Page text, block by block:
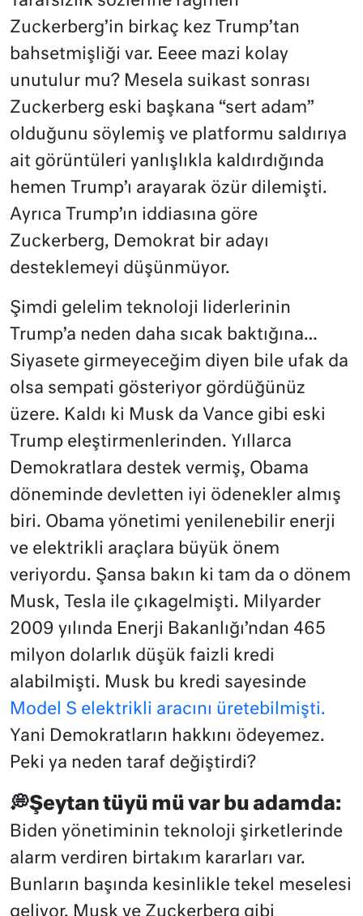
Zuckerberg’in birkaç kez Trump’tan
bahsetmişliği var. Eeee mazi kolay
unutulur mu? Mesela suikast sonrası
Zuckerberg eski başkana “sert adam”
olduğunu söylemiş ve platformu saldırıya
ait görüntüleri yanlışlıkla kaldırdığında
hemen Trump’ı arayarak özür dilemişti.
Ayrıca Trump’ın iddiasına göre
Zuckerberg, Demokrat bir adayı
desteklemeyi düşünmüyor.
Şimdi gelelim teknoloji liderlerinin
Trump’a neden daha sıcak baktığına…
Siyasete girmeyeceğim diyen bile ufak da
olsa sempati gösteriyor gördüğünüz
üzere. Kaldı ki Musk da Vance gibi eski
Trump eleştirmenlerinden. Yıllarca
Demokratlara destek vermiş, Obama
döneminde devletten iyi ödenekler almış
biri. Obama yönetimi yenilenebilir enerji
ve elektrikli araçlara büyük önem
veriyordu. Şansa bakın ki tam da o dönem
Musk, Tesla ile çıkagelmişti. Milyarder
2009 yılında Enerji Bakanlığı’ndan 465
milyon dolarlık düşük faizli kredi
alabilmişti. Musk bu kredi sayesinde
Model S elektrikli aracını üretebilmişti.
Yani Demokratların hakkını ödeyemez.
Peki ya neden taraf değiştirdi?
💭Şeytan tüyü mü var bu adamda:
Biden yönetiminin teknoloji şirketlerinde
alarm verdiren birtakım kararları var.
Bunların başında kesinlikle tekel meselesi